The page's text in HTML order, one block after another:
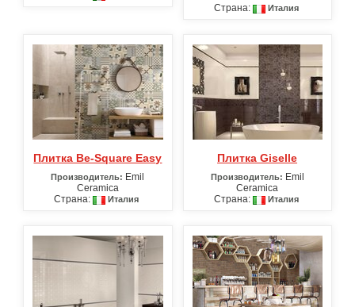
Страна:
Италия
Плитка Be-Square Easy
Производитель: Emil
Ceramica
Страна:
Италия
Плитка Giselle
Производитель: Emil
Ceramica
Страна:
Италия